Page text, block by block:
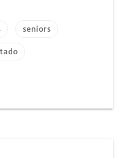
seniors